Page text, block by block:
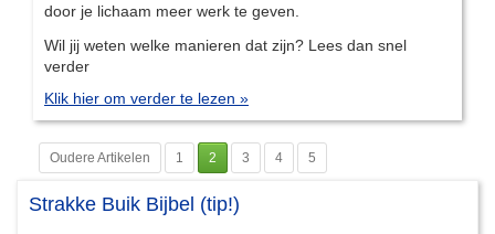
door je lichaam meer werk te geven.
Wil jij weten welke manieren dat zijn? Lees dan snel
verder
Klik hier om verder te lezen »
Oudere Artikelen 1 2 3 4 5
Strakke Buik Bijbel (tip!)